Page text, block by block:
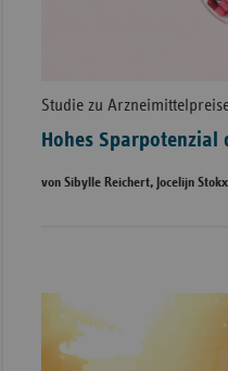
Studie zu
Hohes Sparpotenzial
von Sibylle Reichert, Jocelijn Stokx